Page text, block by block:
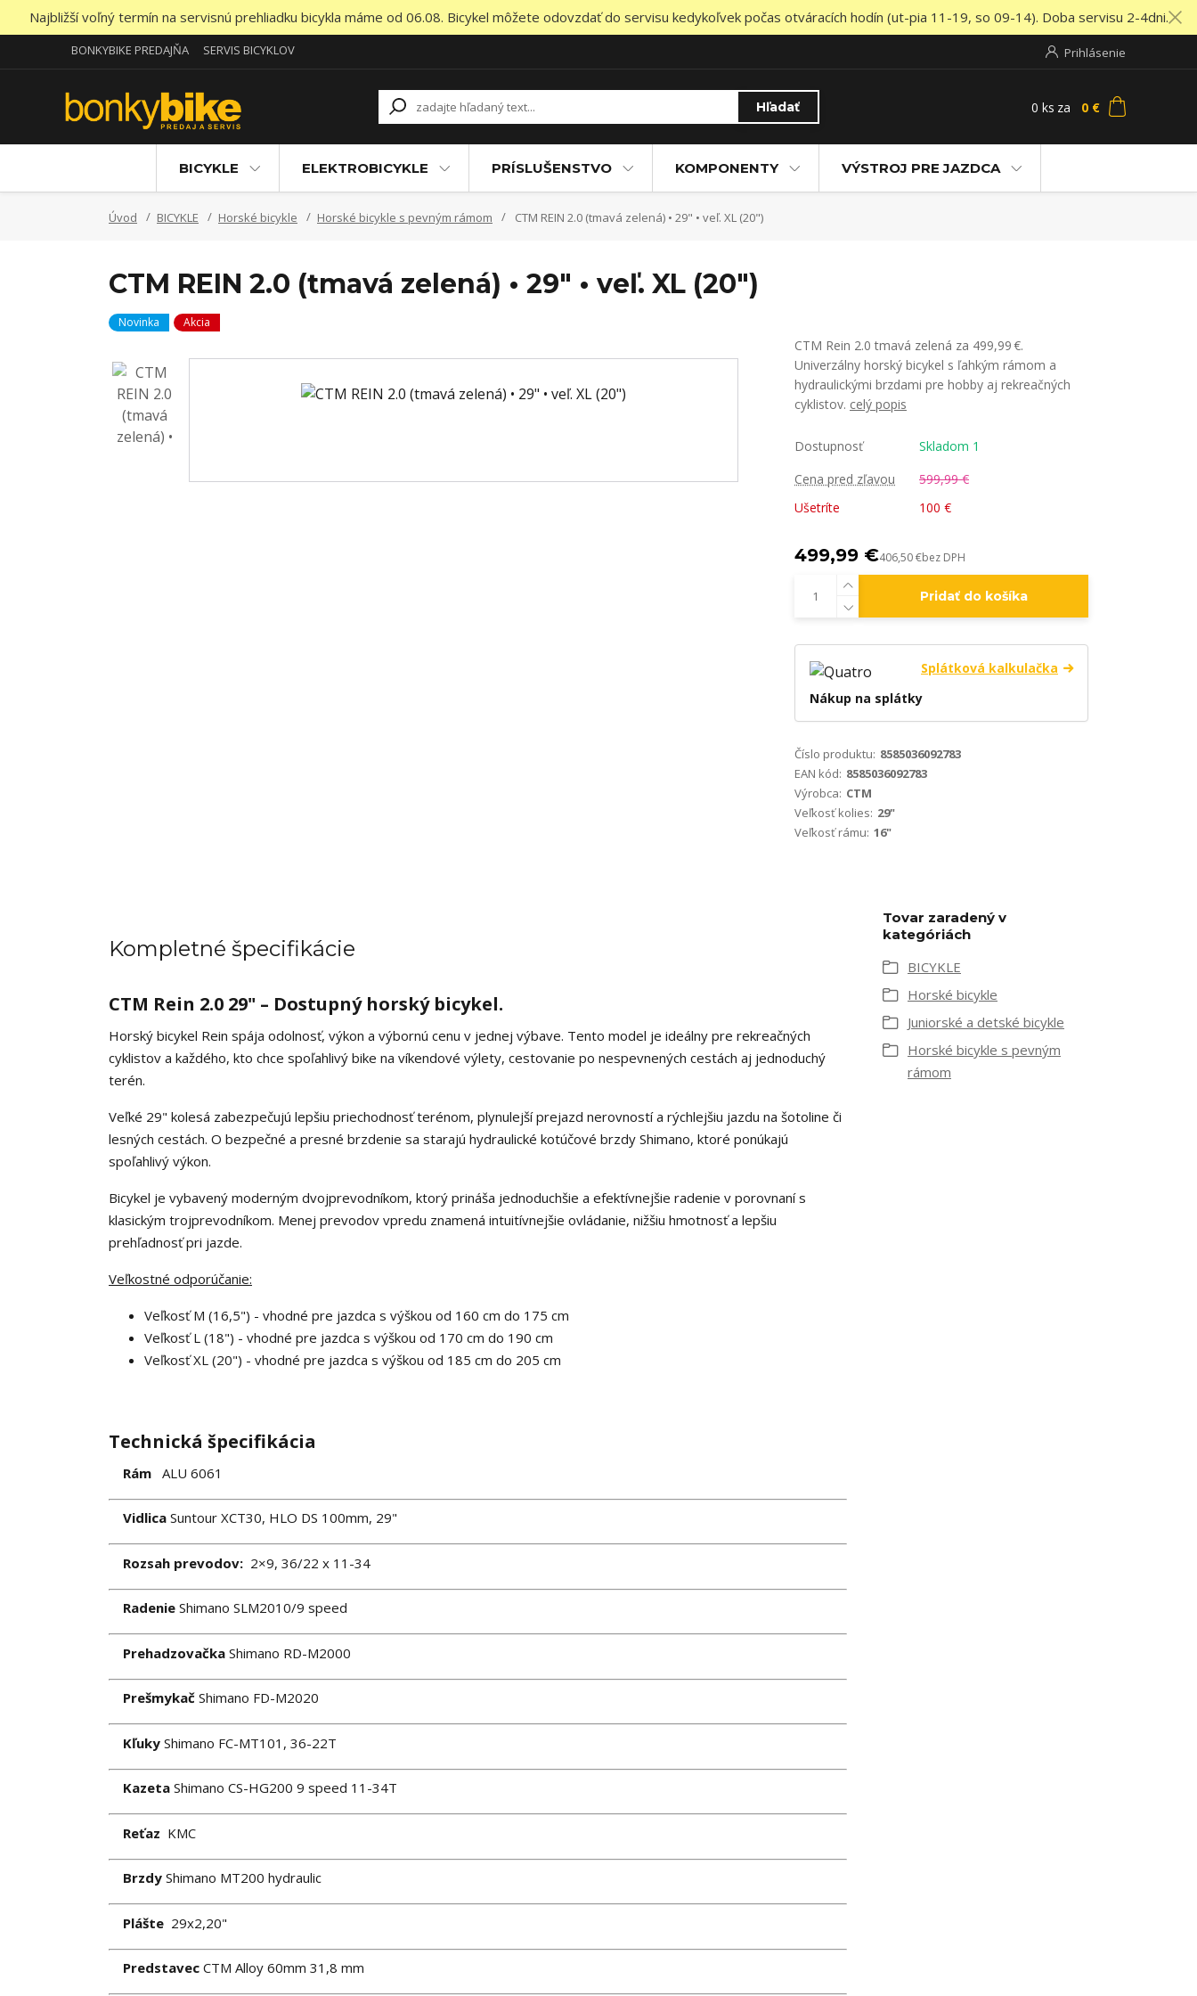
Najbližší voľný termín na servisnú prehliadku bicykla máme od 06.08. Bicykel môžete odovzdať do servisu kedykoľvek počas otváracích hodín (ut-pia 11-19, so 09-14). Doba servisu 2-4dni.
BONKYBIKE PREDAJŇA SERVIS BICYKLOV Prihlásenie
Hľadať 0 ks za 0 €
BICYKLE ELEKTROBICYKLE PRÍSLUŠENSTVO KOMPONENTY VÝSTROJ PRE JAZDCA
Úvod BICYKLE Horské bicykle Horské bicykle s pevným rámom CTM REIN 2.0 (tmavá zelená) • 29" • veľ. XL (20")
CTM REIN 2.0 (tmavá zelená) • 29" • veľ. XL (20")
Novinka Akcia
CTM Rein 2.0 tmavá zelená za 499,99 €.
Univerzálny horský bicykel s ľahkým rámom a
hydraulickými brzdami pre hobby aj rekreačných
cyklistov. celý popis
Dostupnosť
Skladom 1
Cena pred zľavou
599,99 €
Ušetríte
100 €
499,99 €406,50 €bez DPH
Pridať do košíka
Splátková kalkulačka
Nákup na splátky
Číslo produktu: 8585036092783
EAN kód: 8585036092783
Výrobca: CTM
Veľkosť kolies: 29"
Veľkosť rámu: 16"
Kompletné špecifikácie
CTM Rein 2.0 29" – Dostupný horský bicykel.
Horský bicykel Rein spája odolnosť, výkon a výbornú cenu v jednej výbave. Tento model je ideálny pre rekreačných
cyklistov a každého, kto chce spoľahlivý bike na víkendové výlety, cestovanie po nespevnených cestách aj jednoduchý
terén.
Veľké 29" kolesá zabezpečujú lepšiu priechodnosť terénom, plynulejší prejazd nerovností a rýchlejšiu jazdu na šotoline či
lesných cestách. O bezpečné a presné brzdenie sa starajú hydraulické kotúčové brzdy Shimano, ktoré ponúkajú
spoľahlivý výkon.
Bicykel je vybavený moderným dvojprevodníkom, ktorý prináša jednoduchšie a efektívnejšie radenie v porovnaní s
klasickým trojprevodníkom. Menej prevodov vpredu znamená intuitívnejšie ovládanie, nižšiu hmotnosť a lepšiu
prehľadnosť pri jazde.
Veľkostné odporúčanie:
Veľkosť M (16,5") - vhodné pre jazdca s výškou od 160 cm do 175 cm
Veľkosť L (18") - vhodné pre jazdca s výškou od 170 cm do 190 cm
Veľkosť XL (20") - vhodné pre jazdca s výškou od 185 cm do 205 cm
Technická špecifikácia
Rám ALU 6061
Vidlica Suntour XCT30, HLO DS 100mm, 29"
Rozsah prevodov: 2×9, 36/22 x 11-34
Radenie Shimano SLM2010/9 speed
Prehadzovačka Shimano RD-M2000
Prešmykač Shimano FD-M2020
Kľuky Shimano FC-MT101, 36-22T
Kazeta Shimano CS-HG200 9 speed 11-34T
Reťaz KMC
Brzdy Shimano MT200 hydraulic
Plášte 29x2,20"
Predstavec CTM Alloy 60mm 31,8 mm
Tovar zaradený v
kategóriách
BICYKLE
Horské bicykle
Juniorské a detské bicykle
Horské bicykle s pevným
rámom